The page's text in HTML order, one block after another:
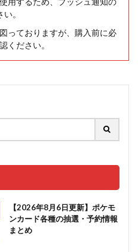
。
っておりますが、購入前に必
ください。
【2026年8月6日更新】ポケモ
ンカード各種の抽選・予約情報
まとめ